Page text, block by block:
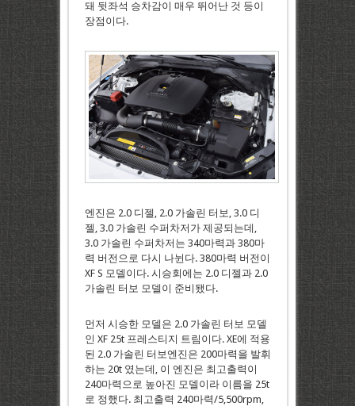
돼 뒷좌석 승차감이 매우 뛰어난 것 등이
장점이다.
엔진은 2.0 디젤, 2.0 가솔린 터보, 3.0 디
젤, 3.0 가솔린 수퍼차저가 제공되는데,
3.0 가솔린 수퍼차저는 340마력과 380마
력 버전으로 다시 나뉜다. 380마력 버전이
XF S 모델이다. 시승회에는 2.0 디젤과 2.0
가솔린 터보 모델이 준비됐다.
먼저 시승한 모델은 2.0 가솔린 터보 모델
인 XF 25t 프레스티지 트림이다. XE에 적용
된 2.0 가솔린 터보엔진은 200마력을 발휘
하는 20t 였는데, 이 엔진은 최고출력이
240마력으로 높아진 모델이라 이름을 25t
로 정했다. 최고출력 240마력/5,500rpm,